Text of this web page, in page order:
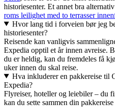
historiesenter. Et annet bra
roms leilighet med to terrasser
Hvor lang tid i forveien bør jeg
historiesenter?
Reisende kan vanligvis
Expedia opptil et år innen avreise.
du er heldig, kan du fremdeles få
uker innen du skal reise.
Hva inkluderer en pakkereise til
Expedia?
Flyreiser, hoteller og leiebiler – du
kan du sette sammen din